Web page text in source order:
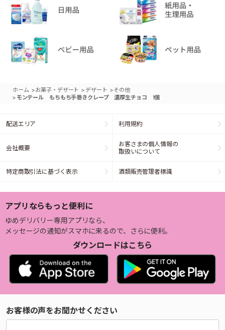
ホーム >お菓子・デザート > デザート >その他
> モンテール もちもち手巻きクレープ 濃厚生チョコ 1個
配送エリア 利用規約
会社概要
お客さまの個人情報の
取扱いについて
特定商取引法に基づく表示 酒類販売管理者標識
アプリならもっと便利に
ゆめデリバリー専用アプリなら、
メッセージの通知がスマホに来るので、さらに便利。
ダウンロードはこちら
お客様の声をお聞かせください